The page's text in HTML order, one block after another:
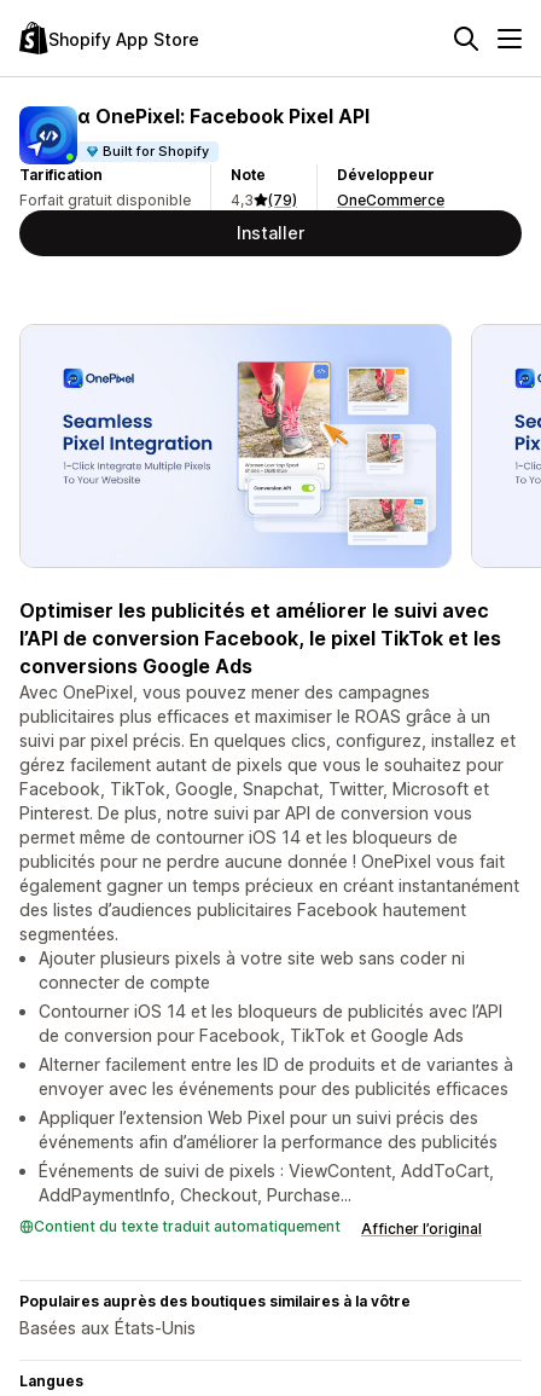
Shopify App Store
α OnePixel: Facebook Pixel API
Built for Shopify
Tarification
Forfait gratuit disponible
Note
4,3
(79)
Développeur
OneCommerce
Installer
Optimiser les publicités et améliorer le suivi avec
l’API de conversion Facebook, le pixel TikTok et les
conversions Google Ads
Avec OnePixel, vous pouvez mener des campagnes
publicitaires plus efficaces et maximiser le ROAS grâce à un
suivi par pixel précis. En quelques clics, configurez, installez et
gérez facilement autant de pixels que vous le souhaitez pour
Facebook, TikTok, Google, Snapchat, Twitter, Microsoft et
Pinterest. De plus, notre suivi par API de conversion vous
permet même de contourner iOS 14 et les bloqueurs de
publicités pour ne perdre aucune donnée ! OnePixel vous fait
également gagner un temps précieux en créant instantanément
des listes d’audiences publicitaires Facebook hautement
segmentées.
Ajouter plusieurs pixels à votre site web sans coder ni
connecter de compte
Contourner iOS 14 et les bloqueurs de publicités avec l’API
de conversion pour Facebook, TikTok et Google Ads
Alterner facilement entre les ID de produits et de variantes à
envoyer avec les événements pour des publicités efficaces
Appliquer l’extension Web Pixel pour un suivi précis des
événements afin d’améliorer la performance des publicités
Événements de suivi de pixels : ViewContent, AddToCart,
AddPaymentInfo, Checkout, Purchase...
Contient du texte traduit automatiquement Afficher l’original
Populaires auprès des boutiques similaires à la vôtre
Basées aux États-Unis
Langues